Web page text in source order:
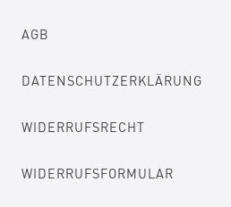
AGB
DATENSCHUTZERKLÄRUNG
WIDERRUFSRECHT
WIDERRUFSFORMULAR